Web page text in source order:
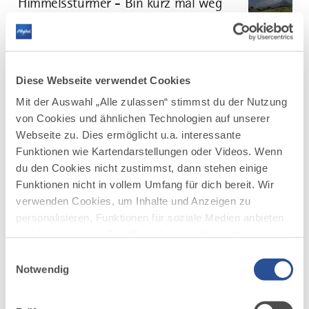
Diese Webseite verwendet Cookies
Mit der Auswahl „Alle zulassen“ stimmst du der Nutzung
von Cookies und ähnlichen Technologien auf unserer
Webseite zu. Dies ermöglicht u.a. interessante
Funktionen wie Kartendarstellungen oder Videos. Wenn
du den Cookies nicht zustimmst, dann stehen einige
Funktionen nicht in vollem Umfang für dich bereit. Wir
verwenden Cookies, um Inhalte und Anzeigen zu
personalisieren, Funktionen für soziale Medien anbieten
deiner Verwendung unserer Website an unsere Partner
Notwendig
Bin kurz mal weg: das Himmelsstürmer
Wochenendpaket
Angebote ab
492 Euro
5
Himmelsstürmer - Herbstgold
Herbstgold Paket: Wanderausklang am Himmelsstürmer
251 Euro
mehr
dazu
ANGEBOT
6
Radrunde Allgäu - GEMÜTLICH -
Roadbook, ohne Gepäcktransfer
mehr
dazu